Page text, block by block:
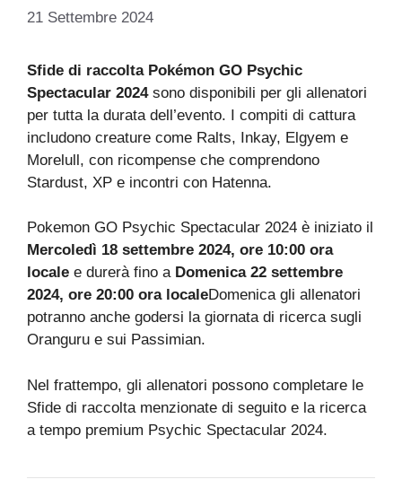
21 Settembre 2024
Sfide di raccolta Pokémon GO Psychic
Spectacular 2024sono disponibili per gli allenatori
per tutta la durata dell’evento. I compiti di cattura
includono creature come Ralts, Inkay, Elgyem e
Morelull, con ricompense che comprendono
Stardust, XP e incontri con Hatenna.
Pokemon GO Psychic Spectacular 2024 è iniziato il
Mercoledì 18 settembre 2024, ore 10:00 ora
locale e durerà fino a Domenica 22 settembre
2024, ore 20:00 ora localeDomenica gli allenatori
potranno anche godersi la giornata di ricerca sugli
Oranguru e sui Passimian.
Nel frattempo, gli allenatori possono completare le
Sfide di raccolta menzionate di seguito e la ricerca
a tempo premium Psychic Spectacular 2024.